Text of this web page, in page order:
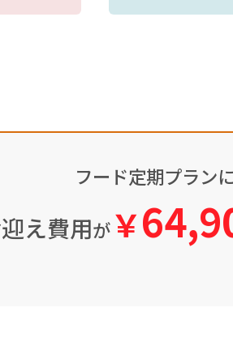
フード定期プラン
え費用が￥